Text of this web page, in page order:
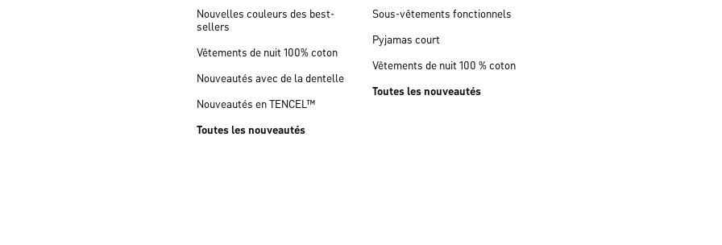
Nouvelles couleurs des best-
sellers
Vêtements de nuit 100% coton
Nouveautés avec de la dentelle
Nouveautés en TENCEL™
Toutes les nouveautés
Sous-vêtements fonctionnels
Pyjamas court
Vêtements de nuit 100 % coton
Toutes les nouveautés